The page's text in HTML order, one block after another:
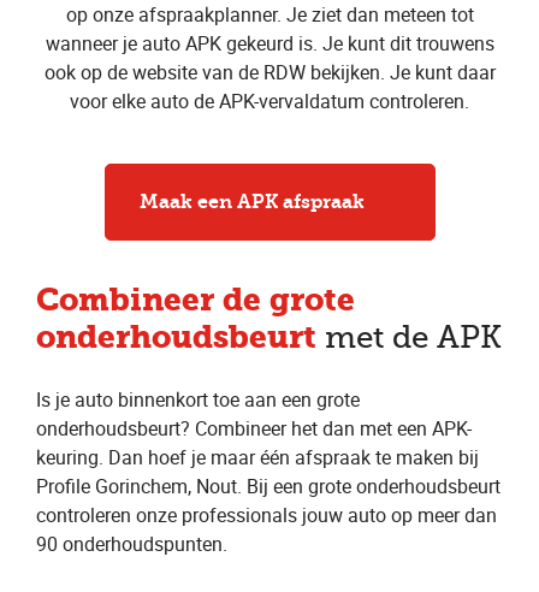
op onze afspraakplanner. Je ziet dan meteen tot
wanneer je auto APK gekeurd is. Je kunt dit trouwens
ook op de website van de RDW bekijken. Je kunt daar
voor elke auto de APK-vervaldatum controleren.
Maak een APK afspraak
Combineer de grote
onderhoudsbeurt met de APK
Is je auto binnenkort toe aan een grote
onderhoudsbeurt? Combineer het dan met een APK-
keuring. Dan hoef je maar één afspraak te maken bij
Profile Gorinchem, Nout. Bij een grote onderhoudsbeurt
controleren onze professionals jouw auto op meer dan
90 onderhoudspunten.